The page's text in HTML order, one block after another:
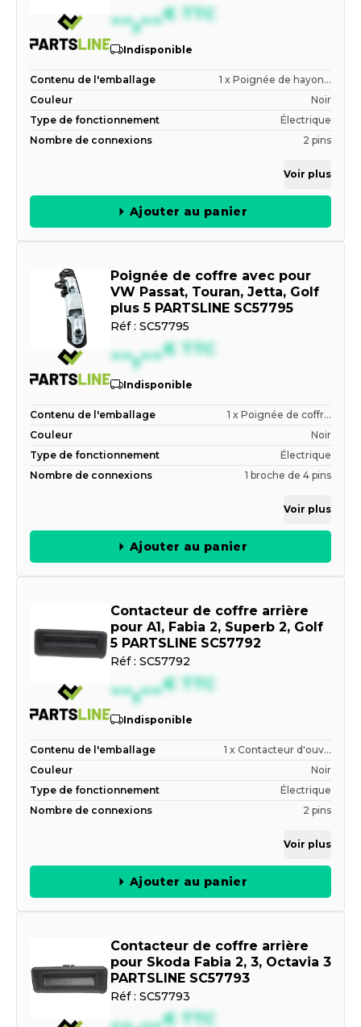
--,--€ TTC
Indisponible
Contenu de l'emballage
1 x Poignée de hayon...
Couleur
Noir
Type de fonctionnement
Électrique
Nombre de connexions
2 pins
Voir plus
Ajouter au panier
Poignée de coffre avec pour
VW Passat, Touran, Jetta, Golf
plus 5 PARTSLINE SC57795
Réf : SC57795
--,--€ TTC
Indisponible
Contenu de l'emballage
1 x Poignée de coffr...
Couleur
Noir
Type de fonctionnement
Électrique
Nombre de connexions
1 broche de 4 pins
Voir plus
Ajouter au panier
Contacteur de coffre arrière
pour A1, Fabia 2, Superb 2, Golf
5 PARTSLINE SC57792
Réf : SC57792
--,--€ TTC
Indisponible
Contenu de l'emballage
1 x Contacteur d'ouv...
Couleur
Noir
Type de fonctionnement
Électrique
Nombre de connexions
2 pins
Voir plus
Ajouter au panier
Contacteur de coffre arrière
pour Skoda Fabia 2, 3, Octavia 3
PARTSLINE SC57793
Réf : SC57793
€ TTC